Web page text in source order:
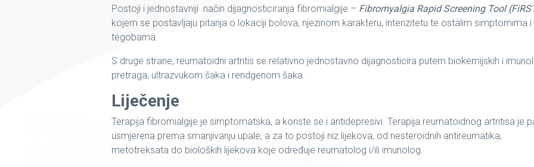
Postoji i jednostavniji način dijagnosticiranja fibromialgije – Fibromyalgia Rapid Screening Tool
kojem se postavljaju pitanja o lokaciji bolova, njezinom karakteru, intenzitetu te ostalim simptomima i
tegobama.
S druge strane, reumatoidni artritis se relativno jednostavno dijagnosticira putem biokemijskih i
pretraga, ultrazvukom šaka i rendgenom šaka.
Liječenje
Terapija fibromialgije je simptomatska, a koriste se i antidepresivi. Terapija reumatoidnog artritisa je
usmjerena prema smanjivanju upale, a za to postoji niz lijekova, od nesteroidnih antireumatika,
metotreksata do bioloških lijekova koje određuje reumatolog i/ili imunolog.